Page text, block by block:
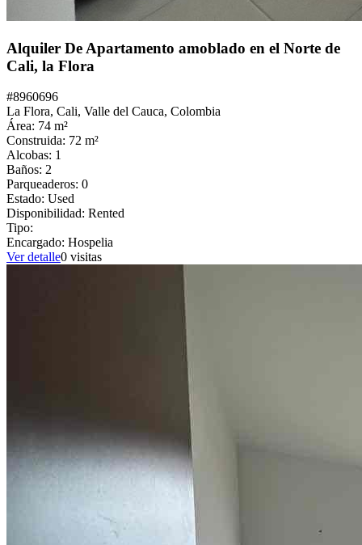
Alquiler De Apartamento amoblado en el Norte de
Cali, la Flora
#8960696
La Flora, Cali, Valle del Cauca, Colombia
Área: 74 m²
Construida: 72 m²
Alcobas: 1
Baños: 2
Parqueaderos: 0
Estado: Used
Disponibilidad: Rented
Tipo:
Encargado: Hospelia
Ver detalle0 visitas